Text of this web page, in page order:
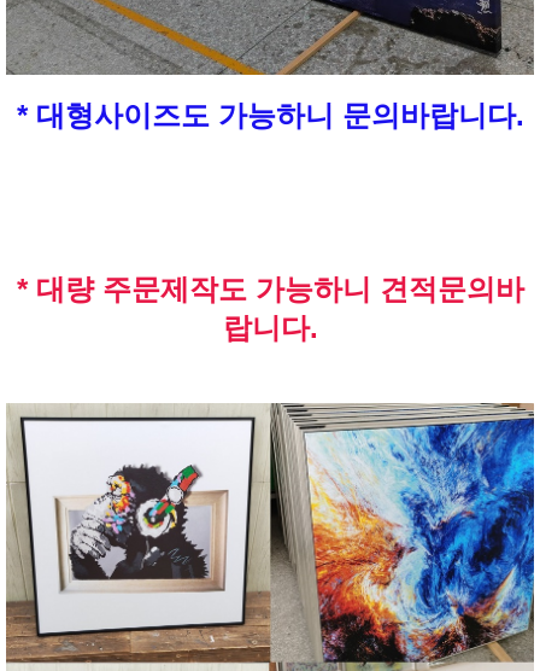
* 대형사이즈도 가능하니 문의바랍니다.
* 대량 주문제작도 가능하니 견적문의바
랍니다.